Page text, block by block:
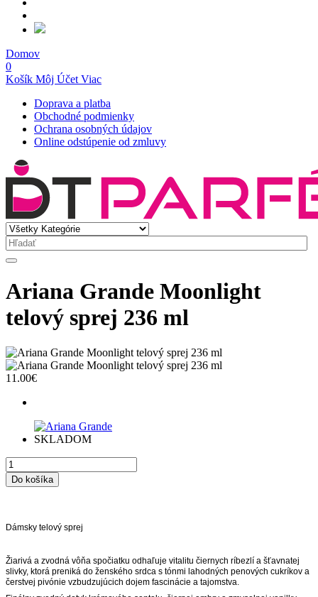
Domov
0
Košík Môj Účet Viac
Doprava a platba
Obchodné podmienky
Ochrana osobných údajov
Online odstúpenie od zmluvy
Ariana Grande Moonlight
telový sprej 236 ml
11.00€
SKLADOM
Dámsky telový sprej
Žiarivá a zvodná vôňa spočiatku odhaľuje vitalitu čiernych ríbezlí a šťavnatej
slivky, ktorá preniká do ženského srdca s tónmi lahodných penových cukríkov a
čerstvej pivónie vzbudzujúcich dojem fascinácie a tajomstva.